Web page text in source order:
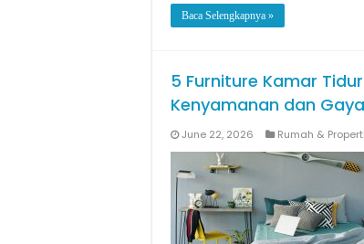
Baca Selengkapnya »
5 Furniture Kamar
Kenyamanan dan Gaya
June 22, 2026 Rumah & Properti